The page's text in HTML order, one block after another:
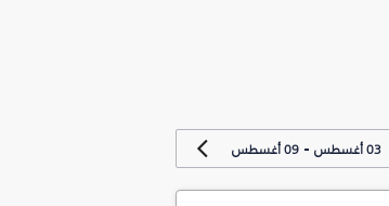
03 أغسطس -09 أغسطس